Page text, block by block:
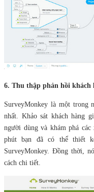
6. Thu thập phản hồi khách
SurveyMonkey là một trong
nhất. Khảo sát khách hàng
người dùng và khám phá
phút bạn đã có thể thiết
SurveyMonkey. Đồng thời,
cách chi tiết.